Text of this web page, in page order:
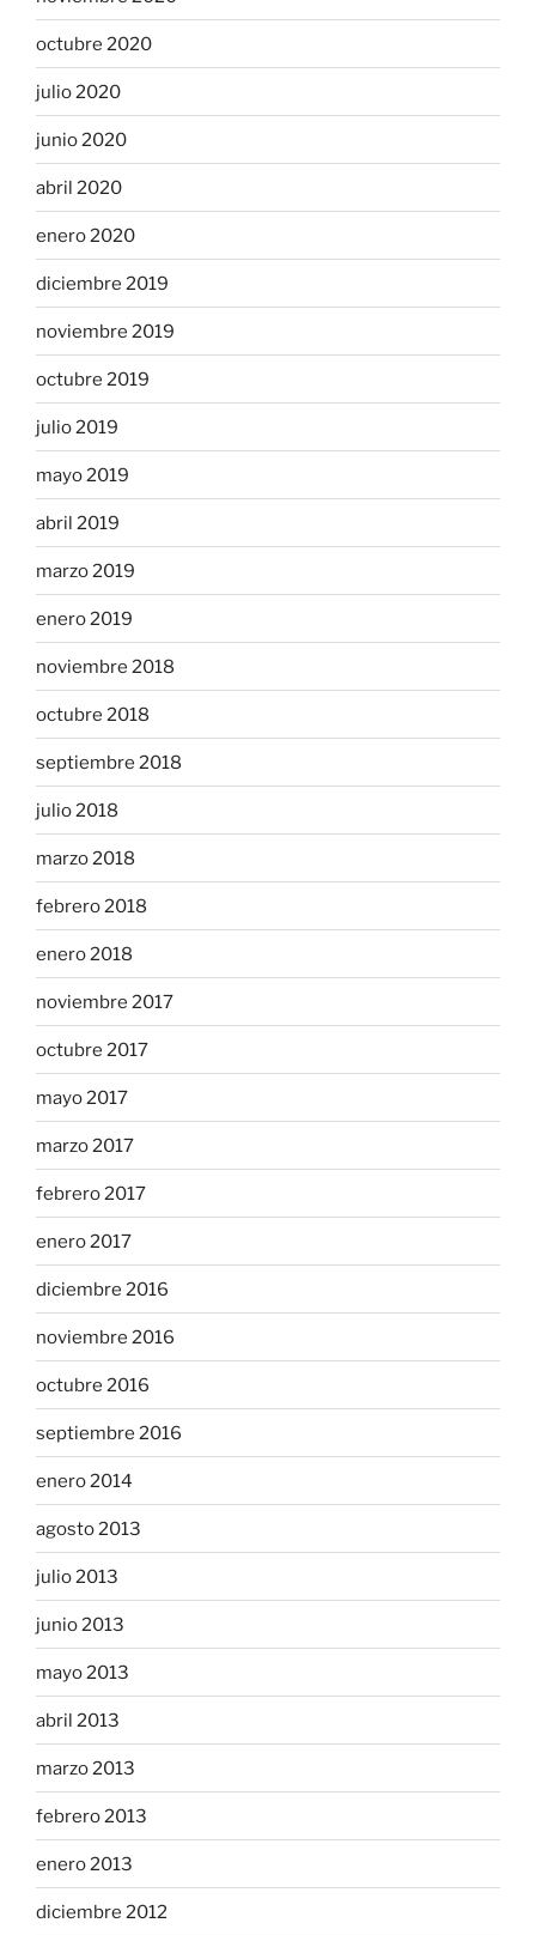
octubre 2020
julio 2020
junio 2020
abril 2020
enero 2020
diciembre 2019
noviembre 2019
octubre 2019
julio 2019
mayo 2019
abril 2019
marzo 2019
enero 2019
noviembre 2018
octubre 2018
septiembre 2018
julio 2018
marzo 2018
febrero 2018
enero 2018
noviembre 2017
octubre 2017
mayo 2017
marzo 2017
febrero 2017
enero 2017
diciembre 2016
noviembre 2016
octubre 2016
septiembre 2016
enero 2014
agosto 2013
julio 2013
junio 2013
mayo 2013
abril 2013
marzo 2013
febrero 2013
enero 2013
diciembre 2012